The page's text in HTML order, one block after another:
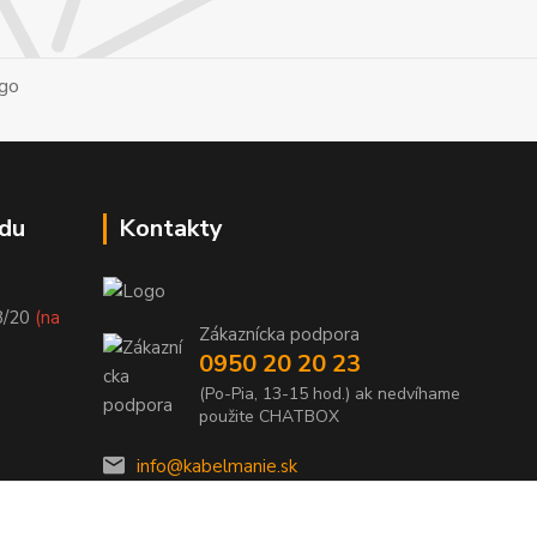
20 (na
Kontakty
Zákaznícka podpora
0950 20 20 23
(Po-Pia, 13-15 hod.) ak nedvíhame
použite CHATBOX
info@kabelmanie.sk